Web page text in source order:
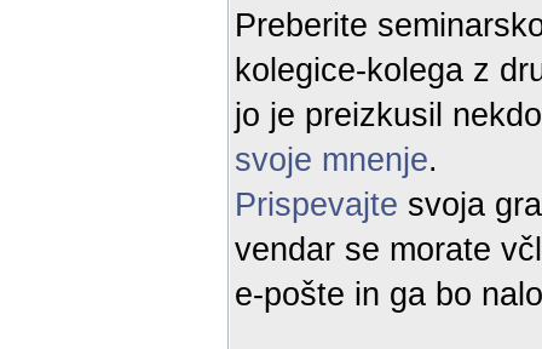
Preberite
kolegice-kolega z
jo je preizkusil
svoje mnenje.
Prispevajte svoja
vendar se morate
e-pošte in ga bo